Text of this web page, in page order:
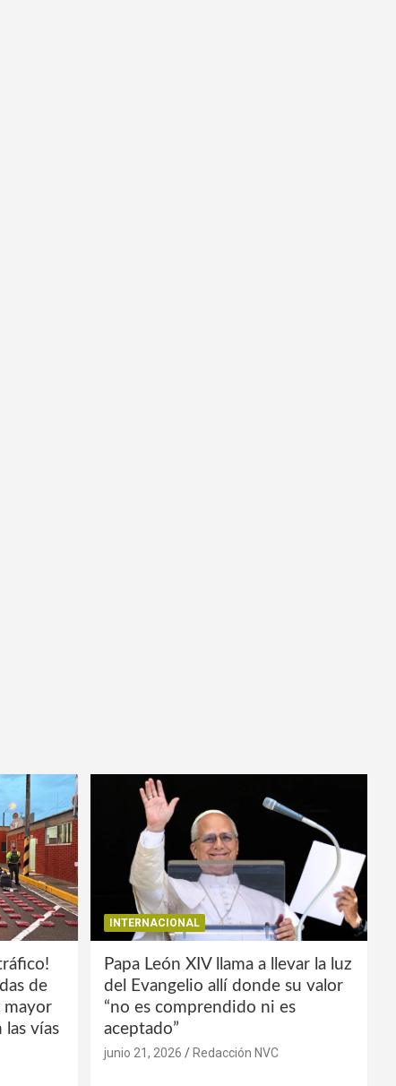
de
mayor
las vías
INTERNACIONAL
Papa León XIV llama a llevar la luz
del Evangelio allí donde su valor
“no es comprendido ni es
aceptado”
junio 21, 2026 Redacción NVC